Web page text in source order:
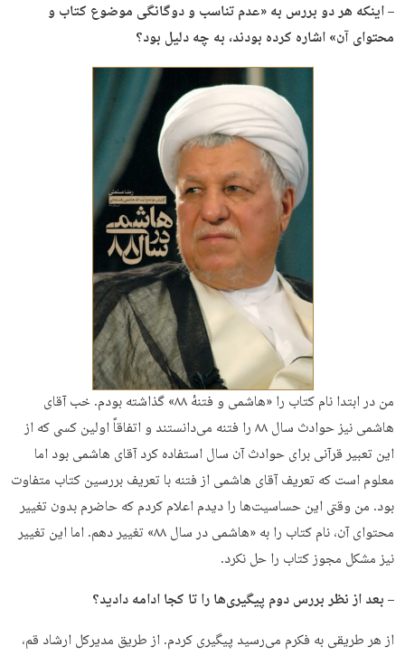
– اینکه هر دو بررس به «عدم تناسب و دوگانگی موضوع کتاب و
محتوای آن» اشاره کرده بودند، به چه دلیل بود؟
من در ابتدا نام کتاب را «هاشمی و فتنهٔ ۸۸» گذاشته بودم. خب آقای
هاشمی نیز حوادث سال ۸۸ را فتنه می‌دانستند و اتفاقاً اولین کسی که از
این تعبیر قرآنی برای حوادث آن سال استفاده کرد آقای هاشمی بود اما
معلوم است که تعریف آقای هاشمی از فتنه با تعریف بررسین کتاب متفاوت
بود. من وقتی این حساسیت‌ها را دیدم اعلام کردم که حاضرم بدون تغییر
محتوای آن، نام کتاب را به «هاشمی در سال ۸۸» تغییر دهم. اما این تغییر
نیز مشکل مجوز کتاب را حل نکرد.
– بعد از نظر بررس دوم پیگیری‌ها را تا کجا ادامه دادید؟
از هر طریقی به فکرم می‌رسید پیگیری کردم. از طریق مدیرکل ارشاد قم،